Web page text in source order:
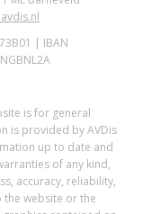
| IBAN
is for general
is provided by AVDis
up to date and
of any kind,
accuracy, reliability,
website or the